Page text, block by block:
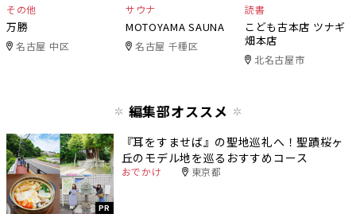
その他
万勝
名古屋 中区
サウナ
MOTOYAMA SAUNA
名古屋 千種区
読書
こども古本店 ツナギ
畑本店
北名古屋市
編集部オススメ
PR
『耳をすませば』の聖地巡礼へ！聖蹟桜ヶ
丘のモデル地を巡るおすすめコース
おでかけ 東京都